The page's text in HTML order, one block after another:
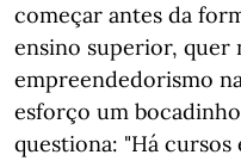
começar antes da
ensino superior, quer
empreendedorismo
esforço um
questiona: "Há cursos